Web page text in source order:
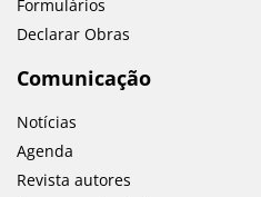
Formulários
Declarar Obras
Comunicação
Notícias
Agenda
Revista autores